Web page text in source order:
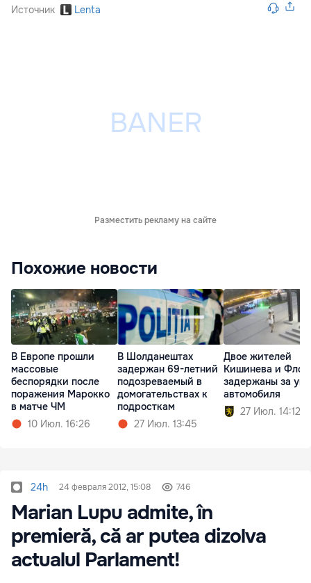
Источник Lenta
Разместить рекламу на сайте
Похожие новости
В Европе прошли
массовые
беспорядки после
поражения Марокко
в матче ЧМ
10 Июл. 16:26
В Шолданештах
задержан 69-летний
подозреваемый в
домогательствах к
подросткам
27 Июл. 13:45
Двое жителей
Кишинева и
задержаны за
автомобиля
27 Июл. 14:12
24h 24 февраля 2012, 15:08 746
Marian Lupu admite, în
premieră, că ar putea dizolva
actualul Parlament!